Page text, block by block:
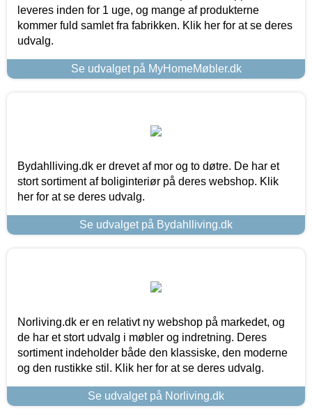
leveres inden for 1 uge, og mange af produkterne
kommer fuld samlet fra fabrikken. Klik her for at se deres
udvalg.
Se udvalget på MyHomeMøbler.dk
Bydahlliving.dk er drevet af mor og to døtre. De har et
stort sortiment af boliginteriør på deres webshop. Klik
her for at se deres udvalg.
Se udvalget på Bydahlliving.dk
Norliving.dk er en relativt ny webshop på markedet, og
de har et stort udvalg i møbler og indretning. Deres
sortiment indeholder både den klassiske, den moderne
og den rustikke stil. Klik her for at se deres udvalg.
Se udvalget på Norliving.dk